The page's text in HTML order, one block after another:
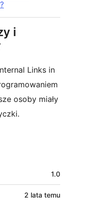
i
Links in
osoby miały
1.0
2 lata temu